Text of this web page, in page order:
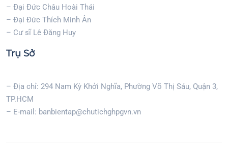
– Đại Đức Châu Hoài Thái
– Đại Đức Thích Minh Ân
– Cư sĩ Lê Đăng Huy
Trụ Sở
– Địa chỉ: 294 Nam Kỳ Khởi Nghĩa, Phường Võ Thị Sáu, Quận 3,
TP.HCM
– E-mail: banbientap@chutichghpgvn.vn